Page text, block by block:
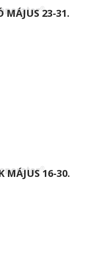
MÁJUS 23-31.
MÁJUS 16-30.